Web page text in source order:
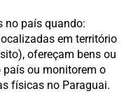
no país quando:
em território
ofereçam bens ou
país ou monitorem o
físicas no Paraguai.